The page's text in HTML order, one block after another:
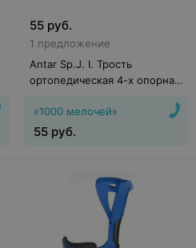
55 руб.
1 предложение
Antar Sp.J. I. Трость
ортопедическая 4-х опорная
«1000 мелочей»
55 руб.